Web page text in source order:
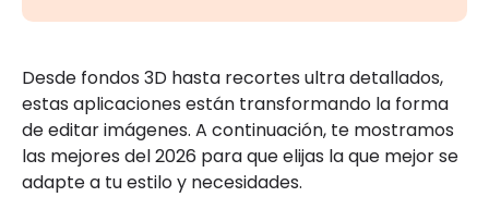
Desde fondos 3D hasta recortes ultra detallados,
estas aplicaciones están transformando la forma
de editar imágenes. A continuación, te mostramos
las mejores del 2026 para que elijas la que mejor se
adapte a tu estilo y necesidades.